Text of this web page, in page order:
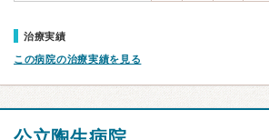
治療実績
この病院の治療実績を見る